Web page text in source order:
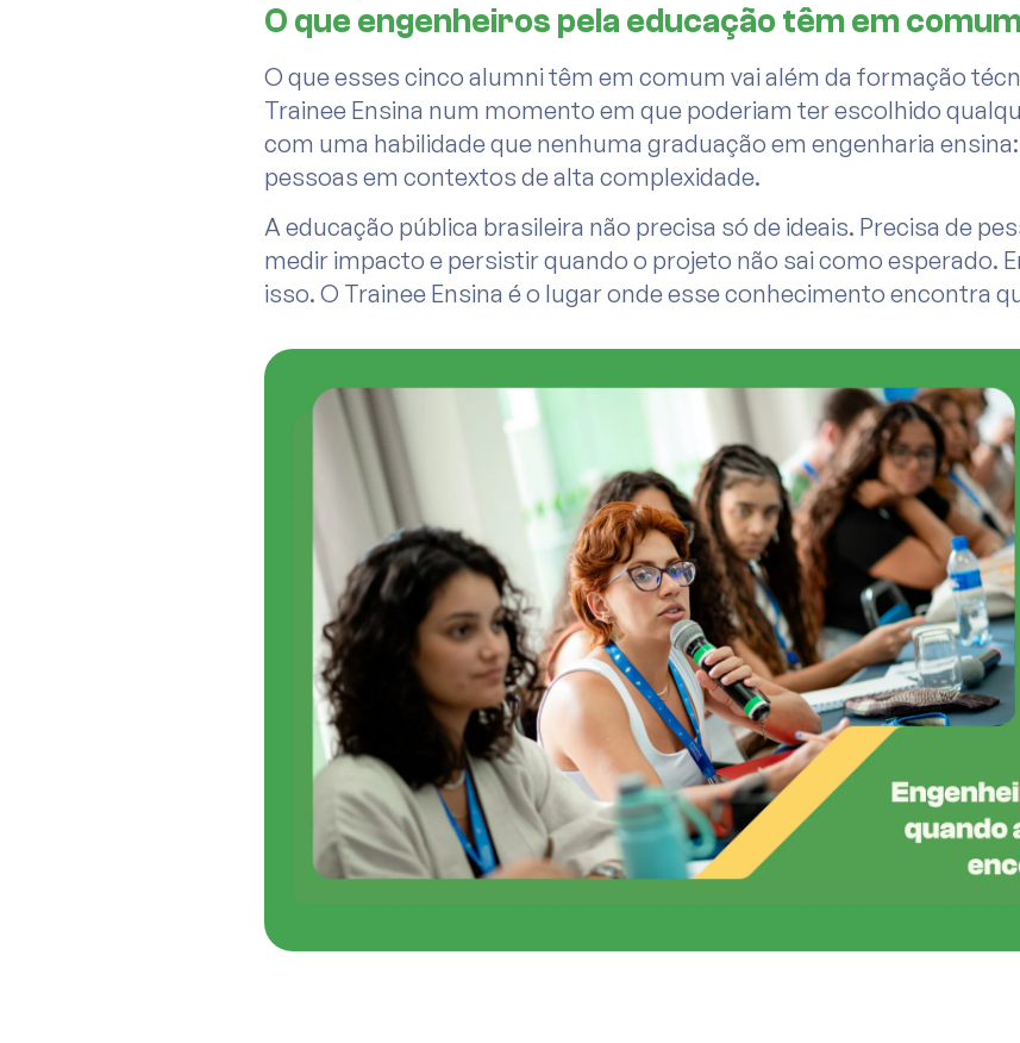
O que engenheiros pela educação têm em comum
O que esses cinco alumni têm em comum vai além da formação
Trainee Ensina num momento em que poderiam ter escolhido
com uma habilidade que nenhuma graduação em engenharia
pessoas em contextos de alta complexidade.
A educação pública brasileira não precisa só de ideais. Precisa de
medir impacto e persistir quando o projeto não sai como esperado.
isso. O Trainee Ensina é o lugar onde esse conhecimento encontra